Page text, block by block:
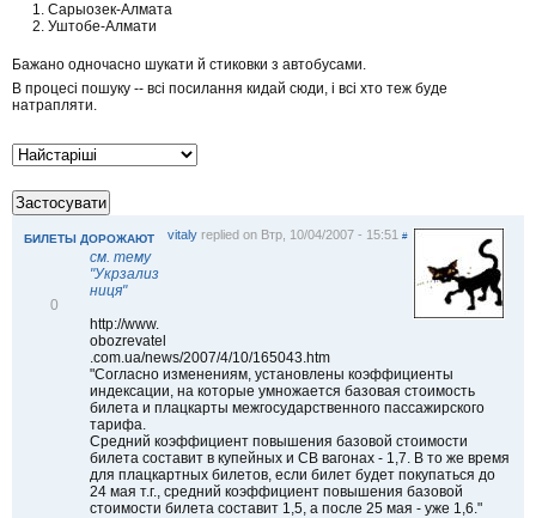
Сарыозек-Алмата
Уштобе-Алмати
Бажано одночасно шукати й стиковки з автобусами.
В процесі пошуку -- всі посилання кидай сюди, і всі хто теж буде
натрапляти.
БИЛЕТЫ ДОРОЖАЮТ vitalyreplied on Втр, 10/04/2007 - 15:51 #
0
см. тему
"Укрзализ
ниця"
http://www.
obozrevatel
.com.ua/news/2007/4/10/165043.htm
"Согласно изменениям, установлены коэффициенты
индексации, на которые умножается базовая стоимость
билета и плацкарты межгосударственного пассажирского
тарифа.
Средний коэффициент повышения базовой стоимости
билета составит в купейных и СВ вагонах - 1,7. В то же время
для плацкартных билетов, если билет будет покупаться до
24 мая т.г., средний коэффициент повышения базовой
стоимости билета составит 1,5, а после 25 мая - уже 1,6."